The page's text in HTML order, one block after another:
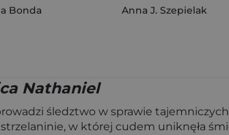
Bonda Anna J. Szepielak
Nathaniel
śledztwo w sprawie
w której cudem uniknęła